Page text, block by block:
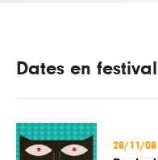
Dates en festival
28/11/08